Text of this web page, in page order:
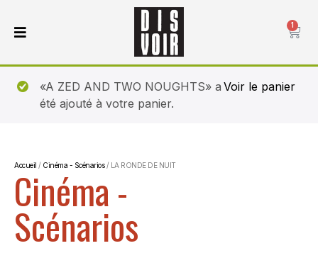
1
Voir le panier
«A ZED AND TWO NOUGHTS» a
été ajouté à votre panier.
Accueil / Cinéma - Scénarios/ LA RONDE DE NUIT
Cinéma -
Scénarios